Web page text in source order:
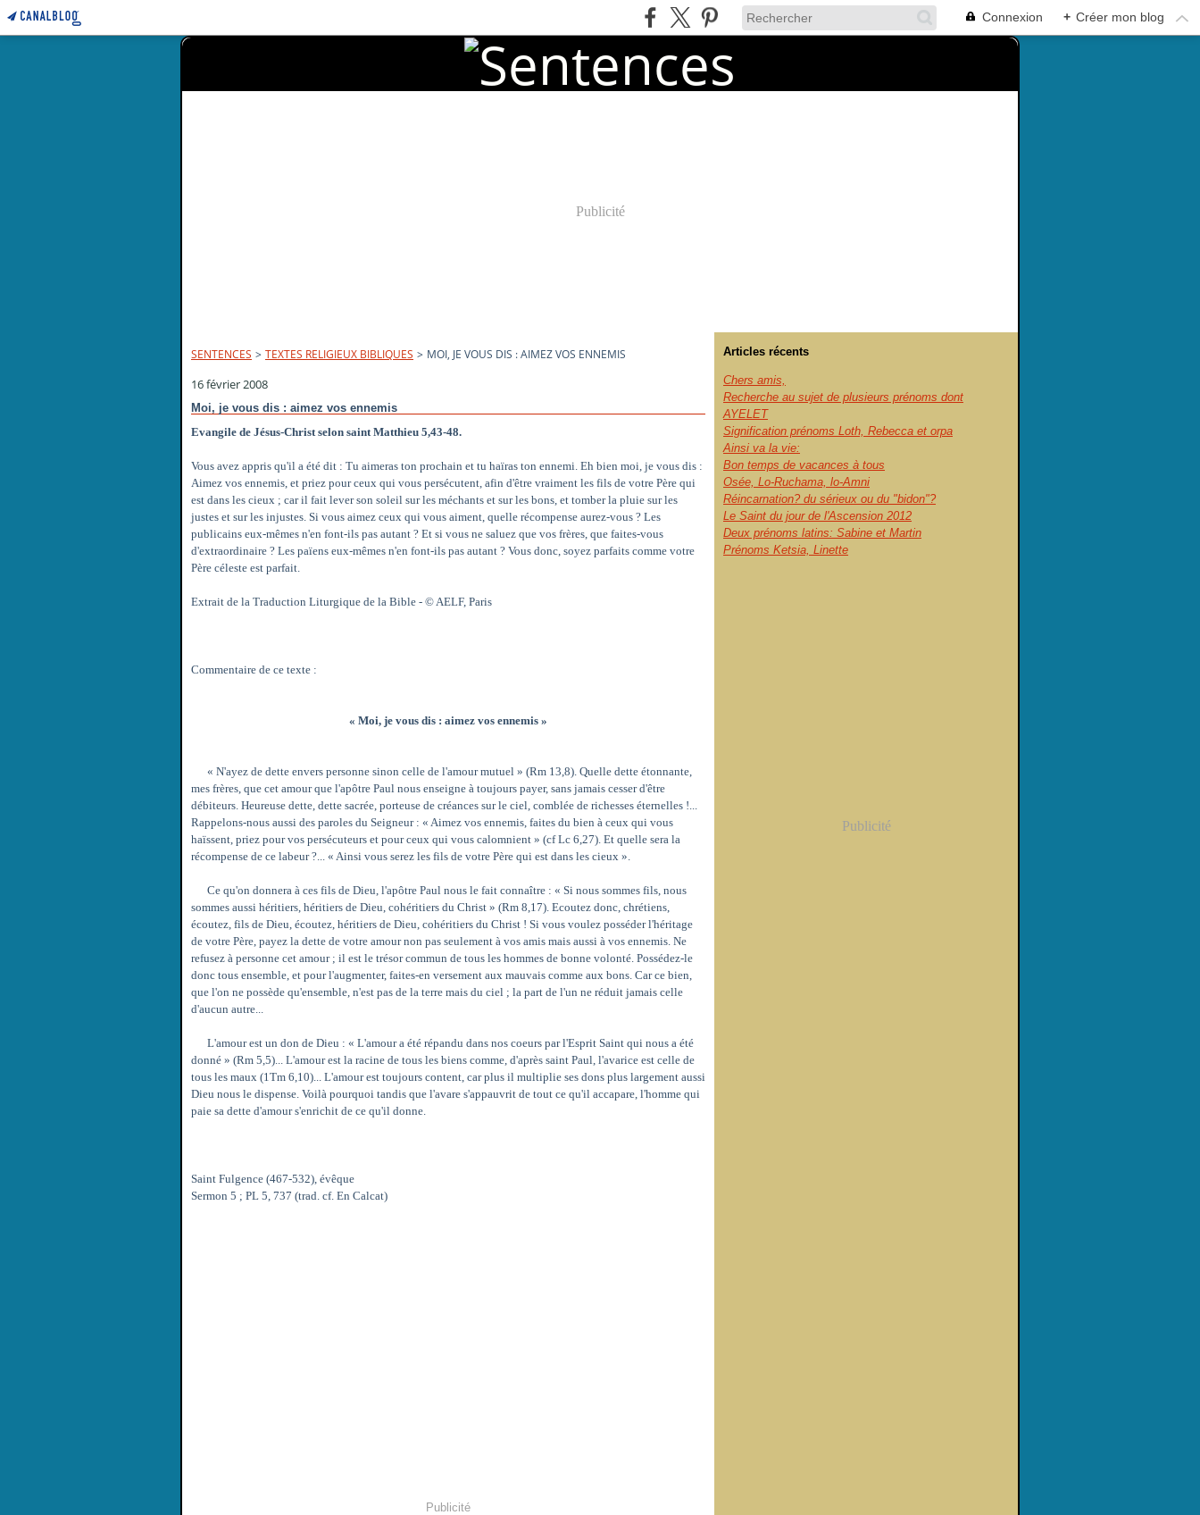
Connexion + Créer mon blog
Publicité
SENTENCES > TEXTES RELIGIEUX BIBLIQUES > MOI, JE VOUS DIS : AIMEZ VOS ENNEMIS
16 février 2008
Moi, je vous dis : aimez vos ennemis
Evangile de Jésus-Christ selon saint Matthieu 5,43-48.
Vous avez appris qu'il a été dit : Tu aimeras ton prochain et tu haïras ton ennemi. Eh bien moi, je vous dis :
Aimez vos ennemis, et priez pour ceux qui vous persécutent, afin d'être vraiment les fils de votre Père qui
est dans les cieux ; car il fait lever son soleil sur les méchants et sur les bons, et tomber la pluie sur les
justes et sur les injustes. Si vous aimez ceux qui vous aiment, quelle récompense aurez-vous ? Les
publicains eux-mêmes n'en font-ils pas autant ? Et si vous ne saluez que vos frères, que faites-vous
d'extraordinaire ? Les païens eux-mêmes n'en font-ils pas autant ? Vous donc, soyez parfaits comme votre
Père céleste est parfait.
Extrait de la Traduction Liturgique de la Bible - © AELF, Paris
Commentaire de ce texte :
« Moi, je vous dis : aimez vos ennemis »
« N'ayez de dette envers personne sinon celle de l'amour mutuel » (Rm 13,8). Quelle dette étonnante,
mes frères, que cet amour que l'apôtre Paul nous enseigne à toujours payer, sans jamais cesser d'être
débiteurs. Heureuse dette, dette sacrée, porteuse de créances sur le ciel, comblée de richesses éternelles !...
Rappelons-nous aussi des paroles du Seigneur : « Aimez vos ennemis, faites du bien à ceux qui vous
haïssent, priez pour vos persécuteurs et pour ceux qui vous calomnient » (cf Lc 6,27). Et quelle sera la
récompense de ce labeur ?... « Ainsi vous serez les fils de votre Père qui est dans les cieux ».
Ce qu'on donnera à ces fils de Dieu, l'apôtre Paul nous le fait connaître : « Si nous sommes fils, nous
sommes aussi héritiers, héritiers de Dieu, cohéritiers du Christ » (Rm 8,17). Ecoutez donc, chrétiens,
écoutez, fils de Dieu, écoutez, héritiers de Dieu, cohéritiers du Christ ! Si vous voulez posséder l'héritage
de votre Père, payez la dette de votre amour non pas seulement à vos amis mais aussi à vos ennemis. Ne
refusez à personne cet amour ; il est le trésor commun de tous les hommes de bonne volonté. Possédez-le
donc tous ensemble, et pour l'augmenter, faites-en versement aux mauvais comme aux bons. Car ce bien,
que l'on ne possède qu'ensemble, n'est pas de la terre mais du ciel ; la part de l'un ne réduit jamais celle
d'aucun autre...
L'amour est un don de Dieu : « L'amour a été répandu dans nos coeurs par l'Esprit Saint qui nous a été
donné » (Rm 5,5)... L'amour est la racine de tous les biens comme, d'après saint Paul, l'avarice est celle de
tous les maux (1Tm 6,10)... L'amour est toujours content, car plus il multiplie ses dons plus largement aussi
Dieu nous le dispense. Voilà pourquoi tandis que l'avare s'appauvrit de tout ce qu'il accapare, l'homme qui
paie sa dette d'amour s'enrichit de ce qu'il donne.
Saint Fulgence (467-532), évêque
Sermon 5 ; PL 5, 737 (trad. cf. En Calcat)
Publicité
Articles récents
Chers amis,
Recherche au sujet de plusieurs prénoms dont
AYELET
Signification prénoms Loth, Rebecca et orpa
Ainsi va la vie:
Bon temps de vacances à tous
Osée, Lo-Ruchama, lo-Amni
Réincarnation? du sérieux ou du "bidon"?
Le Saint du jour de l'Ascension 2012
Deux prénoms latins: Sabine et Martin
Prénoms Ketsia, Linette
Publicité